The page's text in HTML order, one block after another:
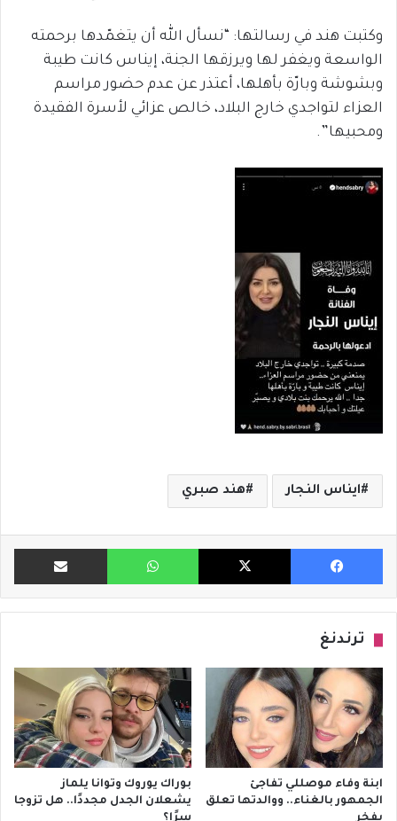
وكتبت هند في رسالتها: “نسأل الله أن يتغمّدها برحمته
الواسعة ويغفر لها ويرزقها الجنة، إيناس كانت طيبة
وبشوشة وبارّة بأهلها، أعتذر عن عدم حضور مراسم
العزاء لتواجدي خارج البلاد، خالص عزائي لأسرة الفقيدة
ومحبيها”.
ايناس النجار هند صبري
فيسبوك X واتساب مشاركة
ترندنغ
ابنة وفاء موصللي تفاجئ
الجمهور بالغناء.. ووالدتها تعلق
بفخر
بوراك يوروك وتوانا يلماز
يشعلان الجدل مجددًا.. هل تزوجا
سرًا؟